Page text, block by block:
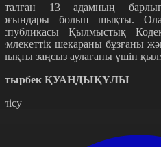
13 адамның
болып шықты.
Қылмыстық
шекараны бұзғаны
заңсыз аулағаны үшін
ҚУАНДЫҚҰЛЫ